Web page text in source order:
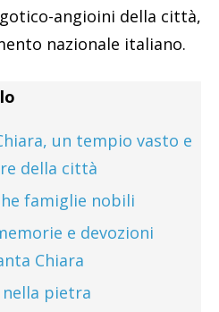
angioini della città,
nazionale italiano.
un tempio vasto e
della città
famiglie nobili
e devozioni
Chiara
pietra